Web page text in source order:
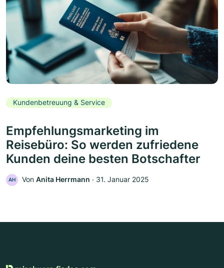
Kundenbetreuung & Service
Empfehlungsmarketing im
Reisebüro: So werden zufriedene
Kunden deine besten Botschafter
AH Von Anita Herrmann ‧ 31. Januar 2025